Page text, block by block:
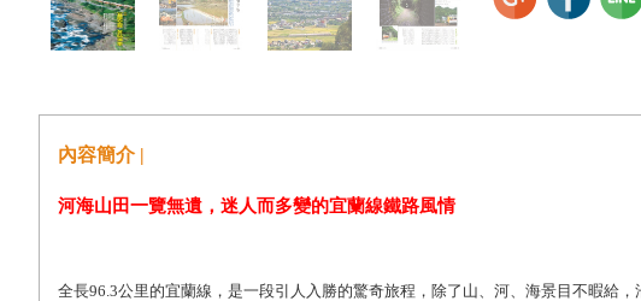
內容簡介 |
河海山田一覽無遺，迷人而多變的宜蘭線鐵路風情
全長96.3公里的宜蘭線，是一段引人入勝的驚奇旅程，除了山、河、海景目不暇給